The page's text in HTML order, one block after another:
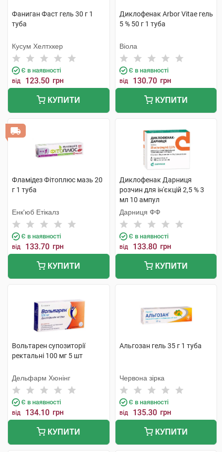
Фаниган Фаст гель 30 г 1
туба
Кусум Хелтхкер
Є в наявності
від 123.50 грн
КУПИТИ
Диклофенак Arbor Vitae гель
5 % 50 г 1 туба
Віола
Є в наявності
від 130.70 грн
КУПИТИ
Фламідез Фітоплюс мазь 20
г 1 туба
Енк'юб Етікалз
Є в наявності
від 133.70 грн
КУПИТИ
Диклофенак Дарниця
розчин для ін'єкцій 2,5 % 3
мл 10 ампул
Дарниця ФФ
Є в наявності
від 133.80 грн
КУПИТИ
Вольтарен супозиторії
ректальні 100 мг 5 шт
Дельфарм Хюнінг
Є в наявності
від 134.10 грн
КУПИТИ
Альгозан гель 35 г 1 туба
Червона зірка
Є в наявності
від 135.30 грн
КУПИТИ